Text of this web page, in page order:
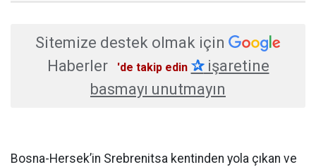
Sitemize destek olmak için
Haberler
'de takip edin ✰işaretine
basmayı unutmayın
Bosna-Hersek’in Srebrenitsa kentinden yola çıkan ve